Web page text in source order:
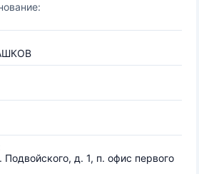
Подвойского, д. 1, п. офис первого